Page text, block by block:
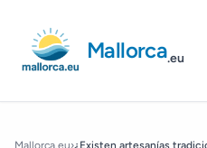
Mallorca.eu
Mallorca.eu›¿Existen artesanías